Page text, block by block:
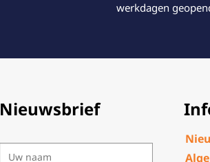
werkdagen
Nieuwsbrief